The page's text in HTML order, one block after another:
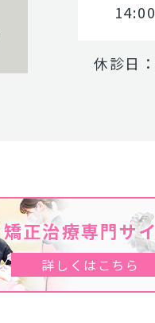
休診日
矯正治療専門サ
詳しくはこちら